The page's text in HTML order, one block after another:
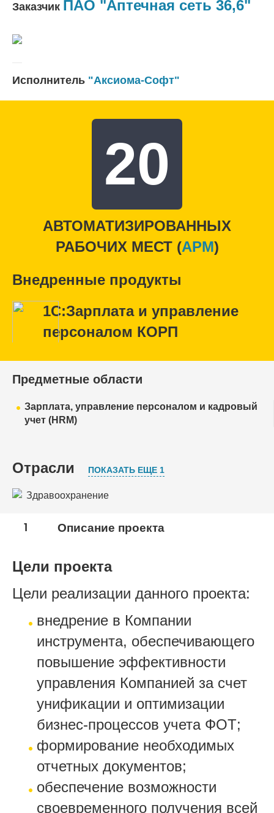
Заказчик ПАО "Аптечная сеть 36,6"
Исполнитель "Аксиома-Софт"
20
АВТОМАТИЗИРОВАННЫХ
РАБОЧИХ МЕСТ (APM)
Внедренные продукты
1С:Зарплата и управление
персоналом КОРП
Предметные области
Зарплата, управление персоналом и кадровый
учет (HRM)
Отрасли ПОКАЗАТЬ ЕЩЕ 1
Здравоохранение
Торговля
1 Описание проекта
Цели проекта
Цели реализации данного проекта:
внедрение в Компании
инструмента, обеспечивающего
повышение эффективности
управления Компанией за счет
унификации и оптимизации
бизнес-процессов учета ФОТ;
формирование необходимых
отчетных документов;
обеспечение возможности
своевременного получения всей